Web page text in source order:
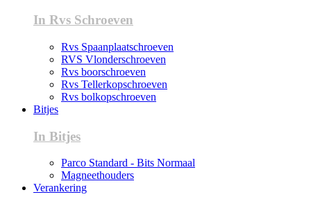
In Rvs Schroeven
Rvs Spaanplaatschroeven
RVS Vlonderschroeven
Rvs boorschroeven
Rvs Tellerkopschroeven
Rvs bolkopschroeven
Bitjes
In Bitjes
Parco Standard - Bits Normaal
Magneethouders
Verankering